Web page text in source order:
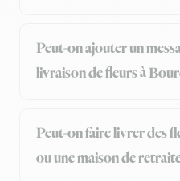
Peut-on ajouter un
livraison de fleurs à
Peut-on faire livrer des
ou une maison de